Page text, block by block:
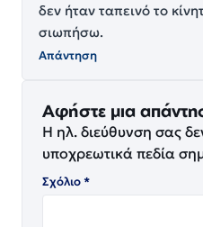
δεν ήταν ταπεινό το
σιωπήσω.
Απάντηση
Αφήστε μια
Η ηλ. διεύθυνση σας
υποχρεωτικά πεδία
Σχόλιο*